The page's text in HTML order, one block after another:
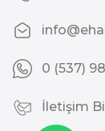
0 (537)
İletişim